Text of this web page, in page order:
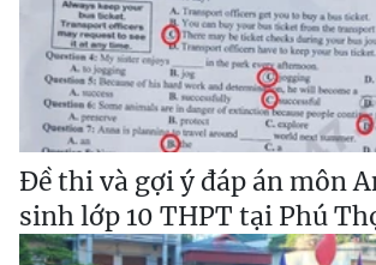
Đề thi và gợi ý đáp án môn
sinh lớp 10 THPT tại Phú